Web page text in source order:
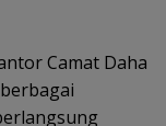
Camat Daha